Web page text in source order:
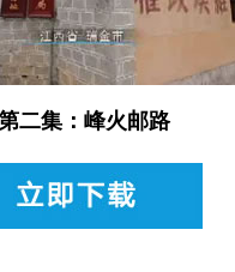
二集：峰火邮路